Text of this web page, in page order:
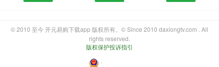
© 2010 至今 开元易购下载app 版权所有。© Since 2010 daxiongtv.com . All
rights reserved.
版权保护投诉指引
・